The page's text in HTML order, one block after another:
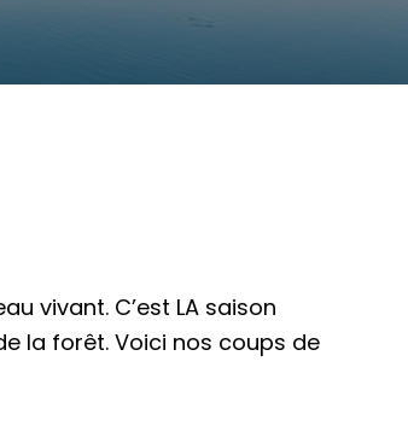
vivant. C’est LA saison
la forêt. Voici nos coups de